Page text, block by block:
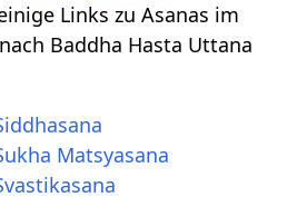
Links zu Asanas im
Baddha Hasta Uttana
Matsyasana